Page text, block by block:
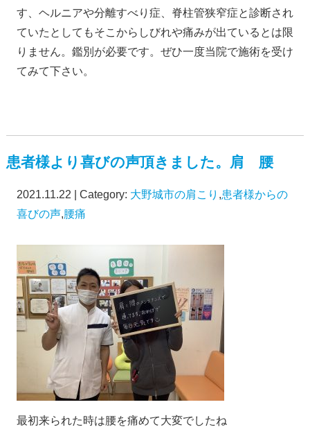
す、ヘルニアや分離すべり症、脊柱管狭窄症と診断され
ていたとしてもそこからしびれや痛みが出ているとは限
りません。鑑別が必要です。ぜひ一度当院で施術を受け
てみて下さい。
患者様より喜びの声頂きました。肩 腰
2021.11.22 | Category: 大野城市の肩こり ,患者様からの
喜びの声,腰痛
最初来られた時は腰を痛めて大変でしたね